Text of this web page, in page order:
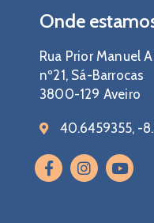
Onde
Rua Prior Manuel
nº21, Sá-Barrocas
3800-129 Aveiro
40.6459355, -